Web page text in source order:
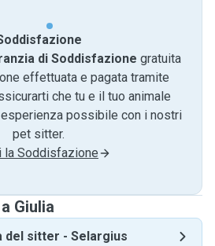
di Soddisfazione gratuita
effettuata e pagata tramite
che tu e il tuo animale
possibile con i nostri
pet sitter.
la Soddisfazione
Giulia
del sitter - Selargius